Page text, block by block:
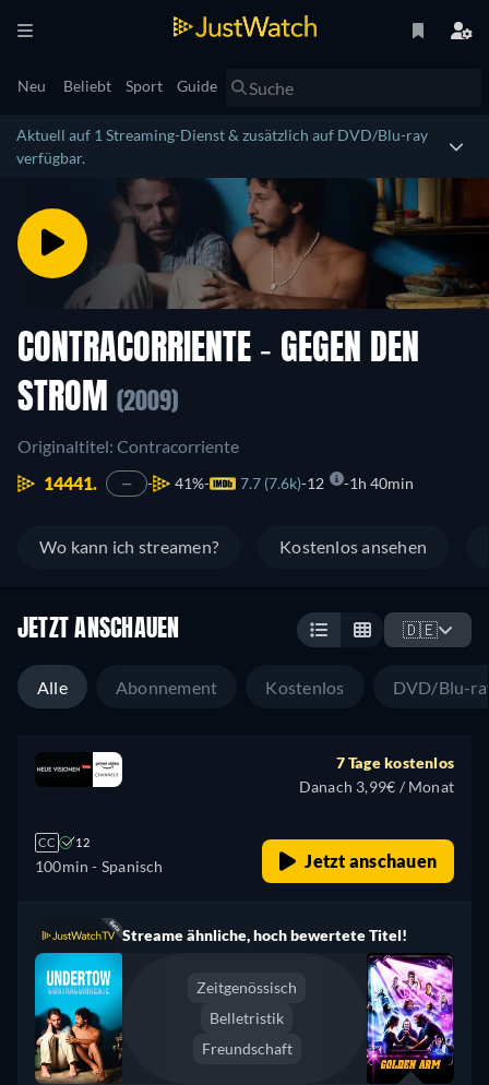
Neu Beliebt Sport Guide
Aktuell auf 1 Streaming-Dienst & zusätzlich auf DVD/Blu-ray
verfügbar.
CONTRACORRIENTE - GEGEN DEN
STROM
(2009)
Originaltitel: Contracorriente
14441.
— 41% 7.7 (7.6k) 12 1h 40min
Wo kann ich streamen? Kostenlos ansehen
JETZT ANSCHAUEN 🇩🇪
Alle Abonnement Kostenlos DVD/Blu-
CC 12
100min - Spanisch
7 Tage kostenlos
Danach 3,99€ / Monat
Jetzt anschauen
Streame ähnliche, hoch bewertete Titel!
Zeitgenössisch
Belletristik
Freundschaft